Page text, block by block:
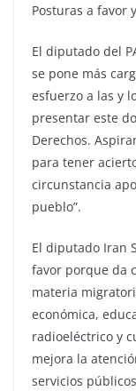
Posturas a favor
El diputado del
se pone más
esfuerzo a las y
presentar este
Derechos.
para tener
circunstancia
pueblo”.
El diputado Iran
favor porque da
materia
económica,
radioeléctrico y
mejora la
servicios